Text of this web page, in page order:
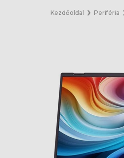
Kezdőoldal Periféria